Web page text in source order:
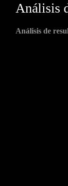
Análisis
Análisis de